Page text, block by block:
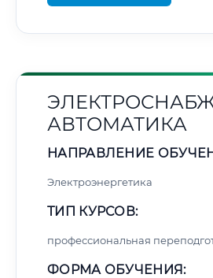
АВТОМАТИКА
НАПРАВЛЕНИЕ
Электроэнергетика
ТИП КУРСОВ:
профессиональная
ФОРМА ОБУЧЕНИЯ: